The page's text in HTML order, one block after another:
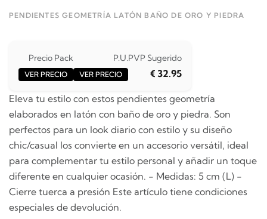
PENDIENTES GEOMETRÍA LATÓN BAÑO DE ORO Y PIEDRA
Precio Pack
VER PRECIO
P.U.
VER PRECIO
PVP Sugerido
€ 32.95
Eleva tu estilo con estos pendientes geometría
elaborados en latón con baño de oro y piedra. Son
perfectos para un look diario con estilo y su diseño
chic/casual los convierte en un accesorio versátil, ideal
para complementar tu estilo personal y añadir un toque
diferente en cualquier ocasión. - Medidas: 5 cm (L) -
Cierre tuerca a presión Este artículo tiene condiciones
especiales de devolución.